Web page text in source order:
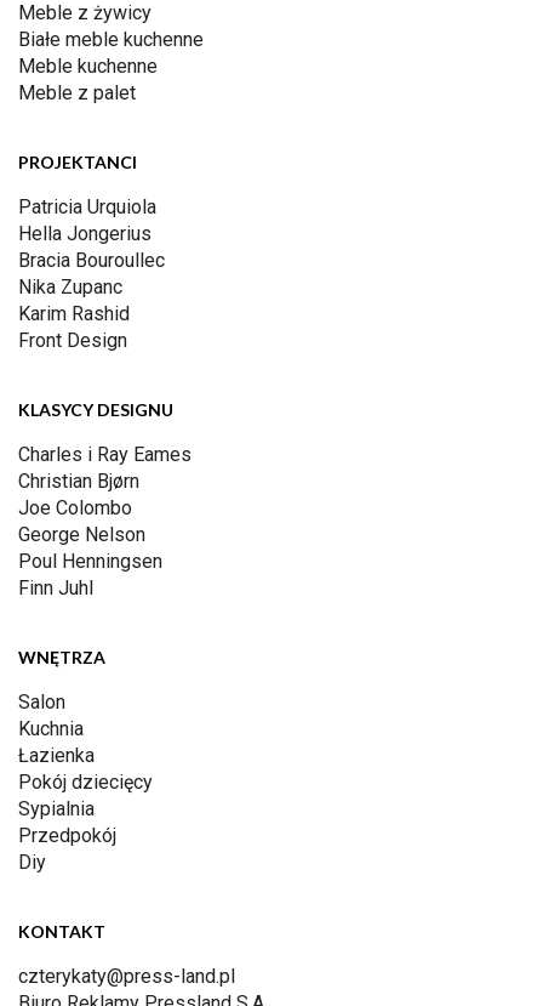
Meble z żywicy
Białe meble kuchenne
Meble kuchenne
Meble z palet
PROJEKTANCI
Patricia Urquiola
Hella Jongerius
Bracia Bouroullec
Nika Zupanc
Karim Rashid
Front Design
KLASYCY DESIGNU
Charles i Ray Eames
Christian Bjørn
Joe Colombo
George Nelson
Poul Henningsen
Finn Juhl
WNĘTRZA
Salon
Kuchnia
Łazienka
Pokój dziecięcy
Sypialnia
Przedpokój
Diy
KONTAKT
czterykaty@press-land.pl